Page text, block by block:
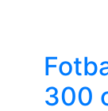
300